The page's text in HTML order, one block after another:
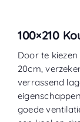
100×210
Door te
20cm,
verrassend
goede